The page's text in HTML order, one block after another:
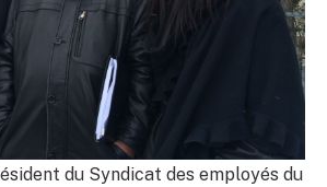
du Syndicat des employés du